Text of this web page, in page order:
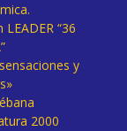
“36
y
2000